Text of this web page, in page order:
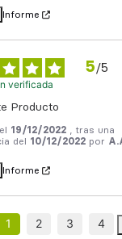
Informe
5/5
verificada
Producto
19/12/2022
, tras una
del
10/12/2022 por
Informe
1 2 3 4